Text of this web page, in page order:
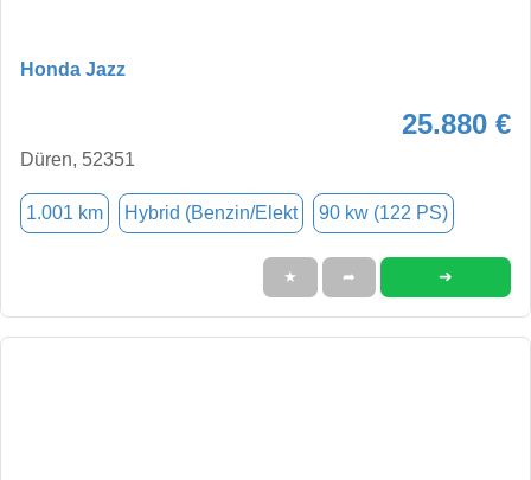
Honda Jazz
25.880 €
Düren, 52351
1.001 km Hybrid (Benzin/Elekt 90 kw (122 PS)
★ ➦ ➜